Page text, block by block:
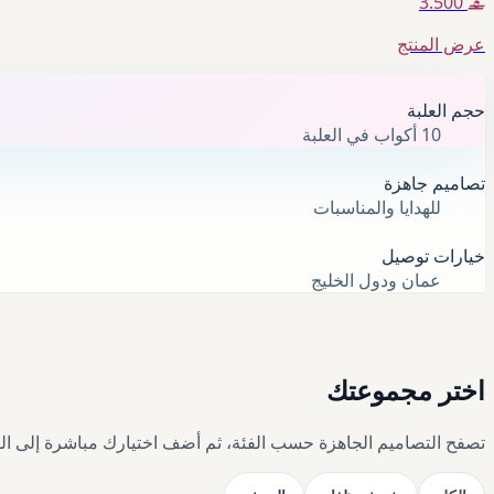
عرض المنتج
حجم العلبة
10 أكواب في العلبة
تصاميم جاهزة
للهدايا والمناسبات
خيارات توصيل
عمان ودول الخليج
اختر مجموعتك
تصفح التصاميم الجاهزة حسب الفئة، ثم أضف اختيارك مباشرة إلى